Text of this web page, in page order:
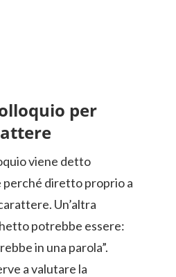
per
viene detto
diretto proprio a
Un’altra
potrebbe essere:
in una parola”.
a valutare la